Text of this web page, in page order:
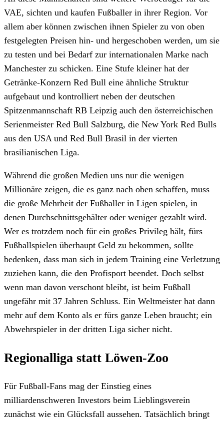
VAE, sichten und kaufen Fußballer in ihrer Region. Vor
allem aber können zwischen ihnen Spieler zu von oben
festgelegten Preisen hin- und hergeschoben werden, um sie
zu testen und bei Bedarf zur internationalen Marke nach
Manchester zu schicken. Eine Stufe kleiner hat der
Getränke-Konzern Red Bull eine ähnliche Struktur
aufgebaut und kontrolliert neben der deutschen
Spitzenmannschaft RB Leipzig auch den österreichischen
Serienmeister Red Bull Salzburg, die New York Red Bulls
aus den USA und Red Bull Brasil in der vierten
brasilianischen Liga.
Während die großen Medien uns nur die wenigen
Millionäre zeigen, die es ganz nach oben schaffen, muss
die große Mehrheit der Fußballer in Ligen spielen, in
denen Durchschnittsgehälter oder weniger gezahlt wird.
Wer es trotzdem noch für ein großes Privileg hält, fürs
Fußballspielen überhaupt Geld zu bekommen, sollte
bedenken, dass man sich in jedem Training eine Verletzung
zuziehen kann, die den Profisport beendet. Doch selbst
wenn man davon verschont bleibt, ist beim Fußball
ungefähr mit 37 Jahren Schluss. Ein Weltmeister hat dann
mehr auf dem Konto als er fürs ganze Leben braucht; ein
Abwehrspieler in der dritten Liga sicher nicht.
Regionalliga statt Löwen-Zoo
Für Fußball-Fans mag der Einstieg eines
milliardenschweren Investors beim Lieblingsverein
zunächst wie ein Glücksfall aussehen. Tatsächlich bringt